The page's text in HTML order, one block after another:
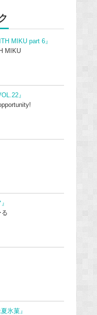
MIKU part 6』
MIKU
』
る
氷菓』